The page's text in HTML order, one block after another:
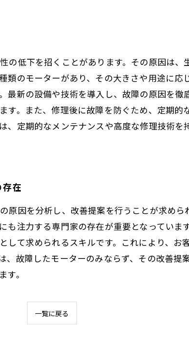
の低下を招くことがあります。その原因は、
類のモーターがあり、その大きさや用途に応
最新の設備や技術を導入し、故障の原因を徹
す。また、修理後に故障を防ぐため、定期的
、定期的なメンテナンスや高度な修理技術
在
原因を分析し、改善提案を行うことが求めら
注力する専門家の存在が重要となっていま
て求められるスキルです。これにより、お
、故障したモーターのみならず、その改善提
。
一覧に戻る